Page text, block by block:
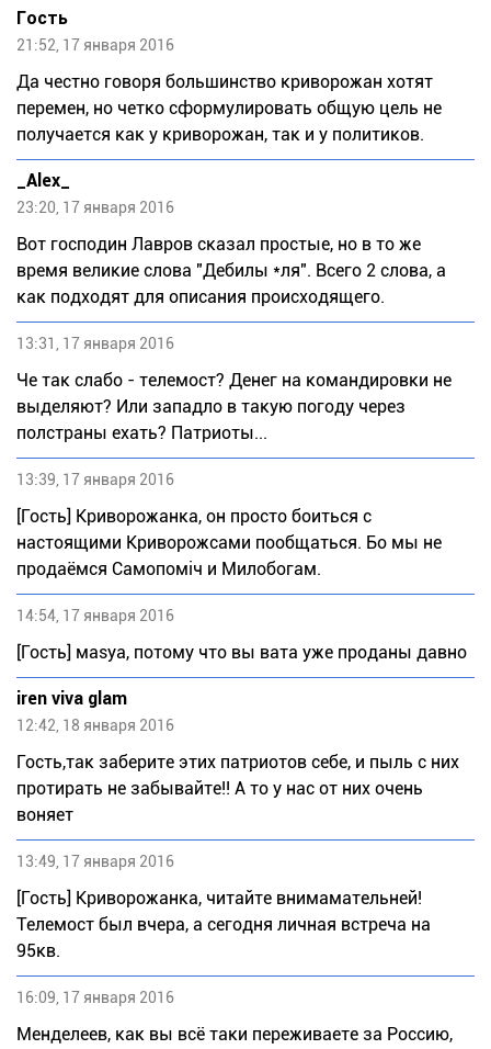
Гocть
21:52, 17 января 2016
Да честно говоря большинство криворожан хотят
перемен, но четко сформулировать общую цель не
получается как у криворожан, так и у политиков.
_Alex_
23:20, 17 января 2016
Вот господин Лавров сказал простые, но в то же
время великие слова "Дебилы *ля". Всего 2 слова, а
как подходят для описания происходящего.
13:31, 17 января 2016
Че так слабо - телемост? Денег на командировки не
выделяют? Или западло в такую погоду через
полстраны ехать? Патриоты...
13:39, 17 января 2016
[Гость] Криворожанка, он просто боиться с
настоящими Криворожсами пообщаться. Бо мы не
продаёмся Самопомiч и Милобогам.
14:54, 17 января 2016
[Гость] маsуа, потому что вы вата уже проданы давно
iren viva glam
12:42, 18 января 2016
Гость,так заберите этих патриотов себе, и пыль с них
протирать не забывайте!! А то у нас от них очень
воняет
13:49, 17 января 2016
[Гость] Криворожанка, читайте внимамательней!
Телемост был вчера, а сегодня личная встреча на
95кв.
16:09, 17 января 2016
Менделеев, как вы всё таки переживаете за Россию,